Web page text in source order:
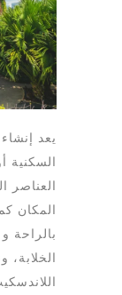
يعد
السكنية
العناصر
المكان
بالراحة